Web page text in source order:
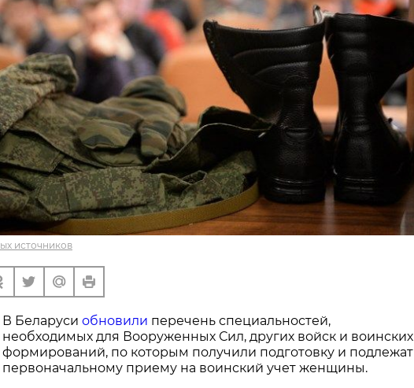
источников
В Беларуси обновили перечень специальностей,
необходимых для Вооруженных Сил, других войск и воинских
формирований, по которым получили подготовку и подлежат
первоначальному приему на воинский учет женщины.